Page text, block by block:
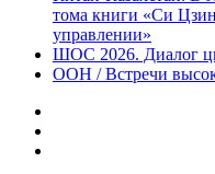
тома книги «Си
управлении»
ШОС 2026. Диалог
ООН / Встречи